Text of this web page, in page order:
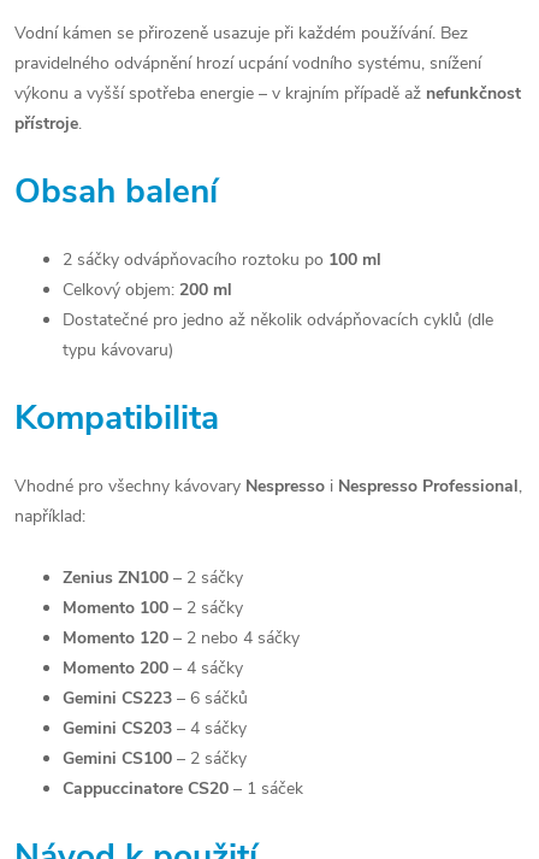
Vodní kámen se přirozeně usazuje při každém používání. Bez
pravidelného odvápnění hrozí ucpání vodního systému, snížení
výkonu a vyšší spotřeba energie – v krajním případě až nefunkčnost
přístroje.
Obsah balení
2 sáčky odvápňovacího roztoku po 100 ml
Celkový objem: 200 ml
Dostatečné pro jedno až několik odvápňovacích cyklů (dle
typu kávovaru)
Kompatibilita
Vhodné pro všechny kávovary Nespresso i Nespresso Professional,
například:
Zenius ZN100 – 2 sáčky
Momento 100 – 2 sáčky
Momento 120 – 2 nebo 4 sáčky
Momento 200 – 4 sáčky
Gemini CS223 – 6 sáčků
Gemini CS203 – 4 sáčky
Gemini CS100 – 2 sáčky
Cappuccinatore CS20 – 1 sáček